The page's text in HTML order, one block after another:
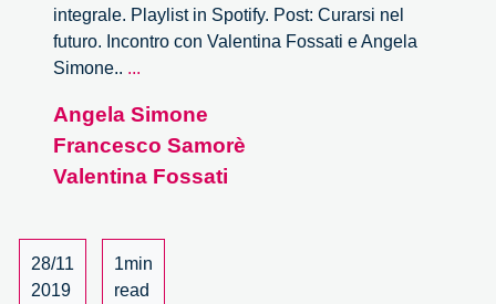
integrale. Playlist in Spotify. Post: Curarsi nel
futuro. Incontro con Valentina Fossati e Angela
Simone.. ...
futuro.
Un
incontro
Fossati
e
Angela Simone
Francesco Samorè
Valentina Fossati
28/11
2019
1min
read